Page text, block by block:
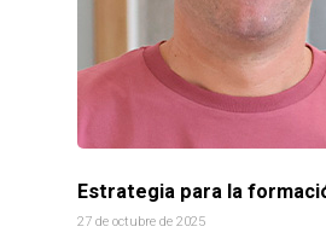
Estrategia para la
27 de octubre de 2025